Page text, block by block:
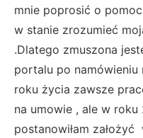
mnie poprosić o
w stanie zrozumieć
.Dlatego zmuszona
portalu po namówieniu
roku życia zawsze
na umowie , ale w
postanowiłam założyć